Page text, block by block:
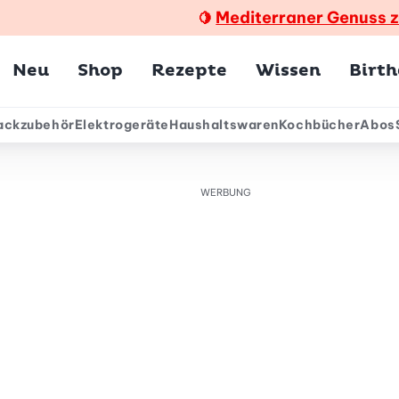
🍋 Mediterraner Genuss
Neu Shop Rezepte Wissen
ElektrogeräteHaushaltswarenKochbücherAbos
WERBUNG